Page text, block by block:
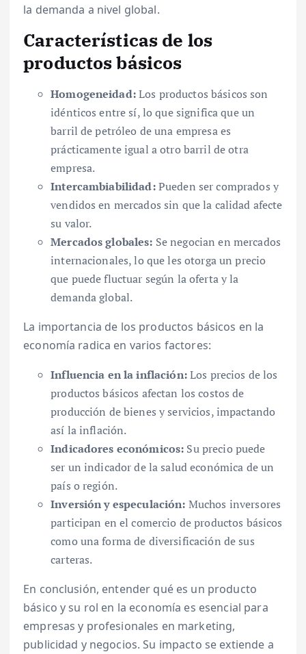
la demanda a nivel global.
Características de los
productos básicos
Homogeneidad:Los productos básicos son
idénticos entre sí, lo que significa que un
barril de petróleo de una empresa es
prácticamente igual a otro barril de otra
empresa.
Intercambiabilidad:Pueden ser comprados y
vendidos en mercados sin que la calidad afecte
su valor.
Mercados globales: Se negocian en mercados
internacionales, lo que les otorga un precio
que puede fluctuar según la oferta y la
demanda global.
La importancia de los productos básicos en la
economía radica en varios factores:
Influencia en la inflación:Los precios de los
productos básicos afectan los costos de
producción de bienes y servicios, impactando
así la inflación.
Indicadores económicos: Su precio puede
ser un indicador de la salud económica de un
país o región.
Inversión y especulación: Muchos inversores
participan en el comercio de productos básicos
como una forma de diversificación de sus
carteras.
En conclusión, entender qué es un producto
básico y su rol en la economía es esencial para
empresas y profesionales en marketing,
publicidad y negocios. Su impacto se extiende a